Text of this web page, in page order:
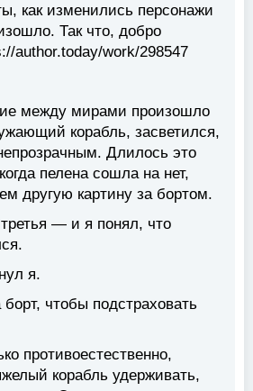
как изменились персонажи
Так что, добро
author.today/work/298547
между мирами произошло
корабль, засветился,
Длилось это
пелена сошла на нет,
другую картину за бортом.
— и я понял, что
я.
чтобы подстраховать
противоестественно,
корабль удерживать,